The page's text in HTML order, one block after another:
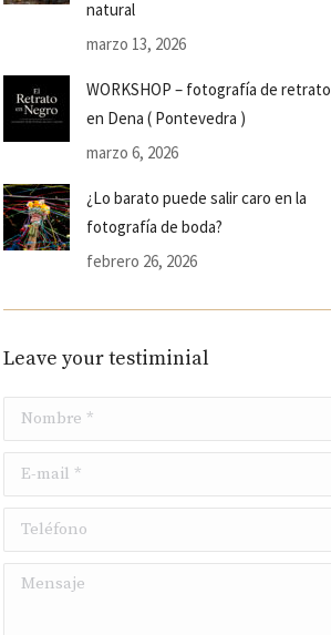
natural
marzo 13, 2026
WORKSHOP – fotografía de retrato
en Dena ( Pontevedra )
marzo 6, 2026
¿Lo barato puede salir caro en la
fotografía de boda?
febrero 26, 2026
Leave your testiminial
Nombre *
E-mail *
Teléfono
Mensaje